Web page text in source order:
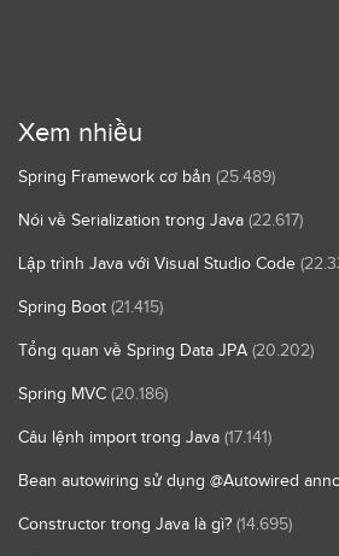
Xem nhiều
Spring Framework cơ bản (25.489)
Nói về Serialization trong Java (22.617)
Lập trình Java với Visual Studio Code
Spring Boot (21.415)
Tổng quan về Spring Data JPA (20.202)
Spring MVC (20.186)
Câu lệnh import trong Java (17.141)
Bean autowiring sử dụng @Autowired
Constructor trong Java là gì? (14.695)